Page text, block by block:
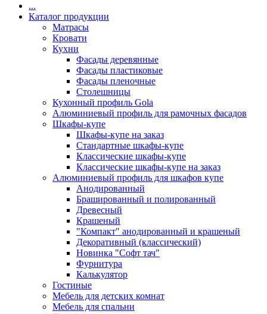
...
Каталог продукции
Матрасы
Кровати
Кухни
Фасады деревянные
Фасады пластиковые
Фасады пленочные
Столешницы
Кухонный профиль Gola
Алюминиевый профиль для рамочных фасадов
Шкафы-купе
Шкафы-купе на заказ
Стандартные шкафы-купе
Классические шкафы-купе
Классические шкафы-купе на заказ
Алюминиевый профиль для шкафов купе
Анодированный
Брашированный и полированный
Древесный
Крашеный
"Компакт" анодированный и крашеный
Декоративный (классический)
Новинка "Софт тач"
Фурнитура
Калькулятор
Гостиные
Мебель для детских комнат
Мебель для спальни